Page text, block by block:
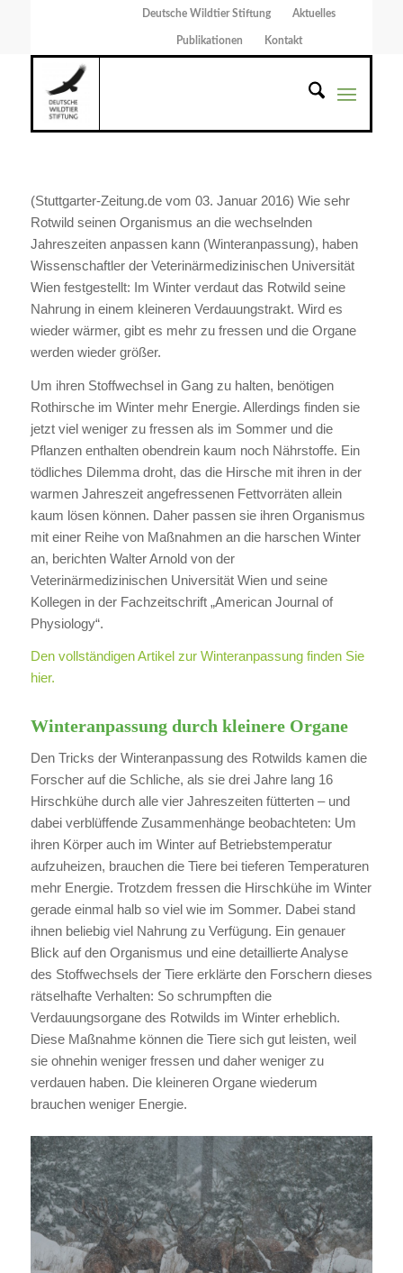
Deutsche Wildtier Stiftung Aktuelles
Publikationen Kontakt
(Stuttgarter-Zeitung.de vom 03. Januar 2016) Wie sehr
Rotwild seinen Organismus an die wechselnden
Jahreszeiten anpassen kann (Winteranpassung), haben
Wissenschaftler der Veterinärmedizinischen Universität
Wien festgestellt: Im Winter verdaut das Rotwild seine
Nahrung in einem kleineren Verdauungstrakt. Wird es
wieder wärmer, gibt es mehr zu fressen und die Organe
werden wieder größer.
Um ihren Stoffwechsel in Gang zu halten, benötigen
Rothirsche im Winter mehr Energie. Allerdings finden sie
jetzt viel weniger zu fressen als im Sommer und die
Pflanzen enthalten obendrein kaum noch Nährstoffe. Ein
tödliches Dilemma droht, das die Hirsche mit ihren in der
warmen Jahreszeit angefressenen Fettvorräten allein
kaum lösen können. Daher passen sie ihren Organismus
mit einer Reihe von Maßnahmen an die harschen Winter
an, berichten Walter Arnold von der
Veterinärmedizinischen Universität Wien und seine
Kollegen in der Fachzeitschrift „American Journal of
Physiology“.
Den vollständigen Artikel zur Winteranpassung finden Sie
hier.
Winteranpassung durch kleinere Organe
Den Tricks der Winteranpassung des Rotwilds kamen die
Forscher auf die Schliche, als sie drei Jahre lang 16
Hirschkühe durch alle vier Jahreszeiten fütterten – und
dabei verblüffende Zusammenhänge beobachteten: Um
ihren Körper auch im Winter auf Betriebstemperatur
aufzuheizen, brauchen die Tiere bei tieferen Temperaturen
mehr Energie. Trotzdem fressen die Hirschkühe im Winter
gerade einmal halb so viel wie im Sommer. Dabei stand
ihnen beliebig viel Nahrung zu Verfügung. Ein genauer
Blick auf den Organismus und eine detaillierte Analyse
des Stoffwechsels der Tiere erklärte den Forschern dieses
rätselhafte Verhalten: So schrumpften die
Verdauungsorgane des Rotwilds im Winter erheblich.
Diese Maßnahme können die Tiere sich gut leisten, weil
sie ohnehin weniger fressen und daher weniger zu
verdauen haben. Die kleineren Organe wiederum
brauchen weniger Energie.